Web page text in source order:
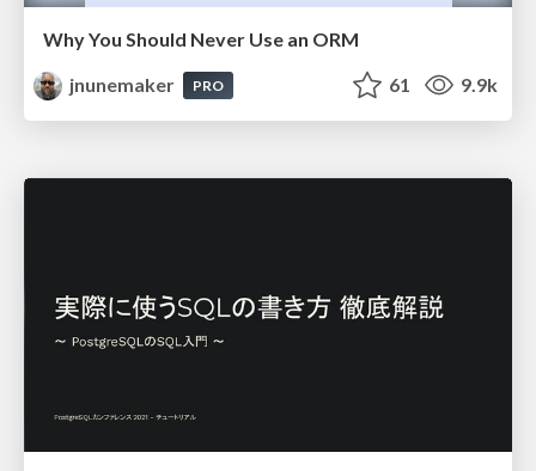
Why You Should Never Use an ORM
jnunemaker
PRO 61 9.9k